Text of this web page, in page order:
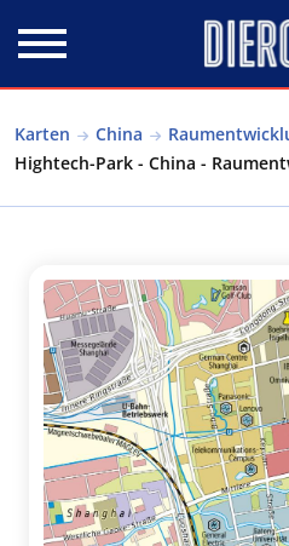
Karten China
Hightech-Park - China -